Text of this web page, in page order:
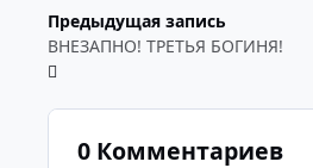
Предыдущая запись
ВНЕЗАПНО! ТРЕТЬЯ БОГИНЯ!
0 Комментариев